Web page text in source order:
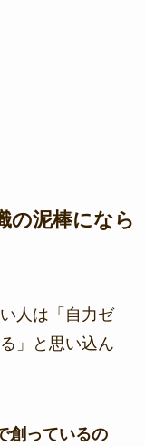
の泥棒になら
人は「自力ゼ
」と思い込ん
創っているの